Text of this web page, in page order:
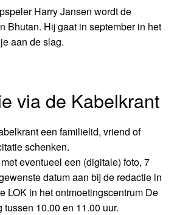
Harry Jansen wordt de
Bhutan. Hij gaat in september in het
aan de slag.
via de Kabelkrant
een familielid, vriend of
schenken.
eventueel een (digitale) foto, 7
datum aan bij de redactie in
LOK in het ontmoetingscentrum De
tussen 10.00 en 11.00 uur.